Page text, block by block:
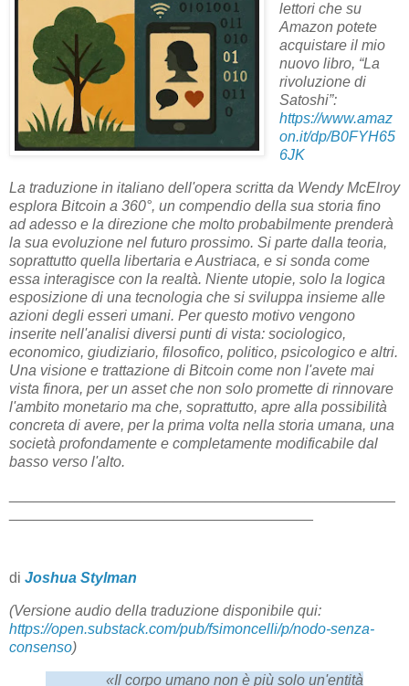
lettori che su
Amazon potete
acquistare il mio
nuovo libro, “La
rivoluzione di
Satoshi”:
https://www.amaz
on.it/dp/B0FYH65
6JK
La traduzione in italiano dell'opera scritta da Wendy McElroy
esplora Bitcoin a 360°, un compendio della sua storia fino
ad adesso e la direzione che molto probabilmente prenderà
la sua evoluzione nel futuro prossimo. Si parte dalla teoria,
soprattutto quella libertaria e Austriaca, e si sonda come
essa interagisce con la realtà. Niente utopie, solo la logica
esposizione di una tecnologia che si sviluppa insieme alle
azioni degli esseri umani. Per questo motivo vengono
inserite nell'analisi diversi punti di vista: sociologico,
economico, giudiziario, filosofico, politico, psicologico e altri.
Una visione e trattazione di Bitcoin come non l'avete mai
vista finora, per un asset che non solo promette di rinnovare
l'ambito monetario ma che, soprattutto, apre alla possibilità
concreta di avere, per la prima volta nella storia umana, una
società profondamente e completamente modificabile dal
basso verso l'alto.
di Joshua Stylman
(Versione audio della traduzione disponibile qui:
https://open.substack.com/pub/fsimoncelli/p/nodo-senza-
consenso)
«Il corpo umano non è più solo un'entità